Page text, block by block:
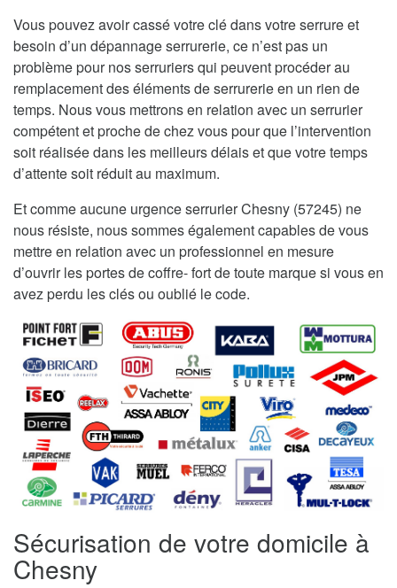
Vous pouvez avoir cassé votre clé dans votre serrure et
besoin d’un dépannage serrurerie, ce n’est pas un
problème pour nos serruriers qui peuvent procéder au
remplacement des éléments de serrurerie en un rien de
temps. Nous vous mettrons en relation avec un serrurier
compétent et proche de chez vous pour que l’intervention
soit réalisée dans les meilleurs délais et que votre temps
d’attente soit réduit au maximum.
Et comme aucune urgence serrurier Chesny (57245) ne
nous résiste, nous sommes également capables de vous
mettre en relation avec un professionnel en mesure
d’ouvrir les portes de coffre- fort de toute marque si vous en
avez perdu les clés ou oublié le code.
Sécurisation de votre domicile à
Chesny